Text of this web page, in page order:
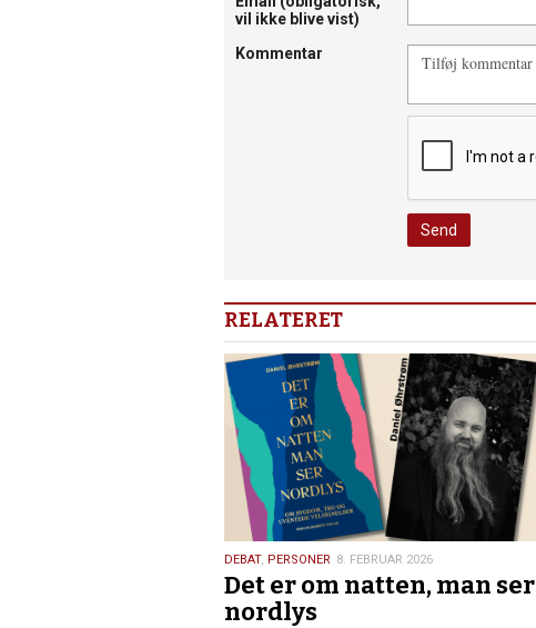
vil ikke blive vist)
Kommentar
RELATERET
8.
februar
2026
DEBAT, PERSONER 8. FEBRUAR 2026
Det er om natten, man ser
nordlys